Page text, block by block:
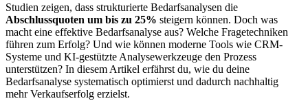
Studien zeigen, dass strukturierte Bedarfsanalysen die
Abschlussquoten um bis zu 25% steigern können. Doch was
macht eine effektive Bedarfsanalyse aus? Welche Fragetechniken
führen zum Erfolg? Und wie können moderne Tools wie CRM-
Systeme und KI-gestützte Analysewerkzeuge den Prozess
unterstützen? In diesem Artikel erfährst du, wie du deine
Bedarfsanalyse systematisch optimierst und dadurch nachhaltig
mehr Verkaufserfolg erzielst.